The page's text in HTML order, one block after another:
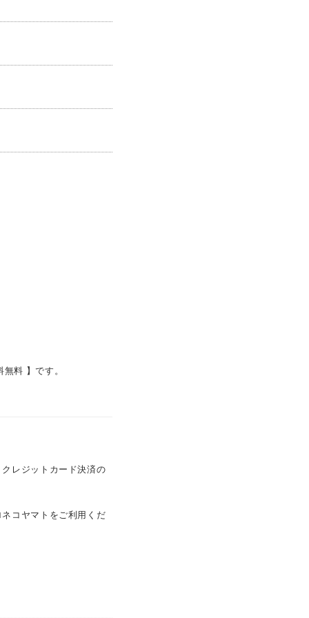
料 】です。
レジットカード決済の
コヤマトをご利用くだ